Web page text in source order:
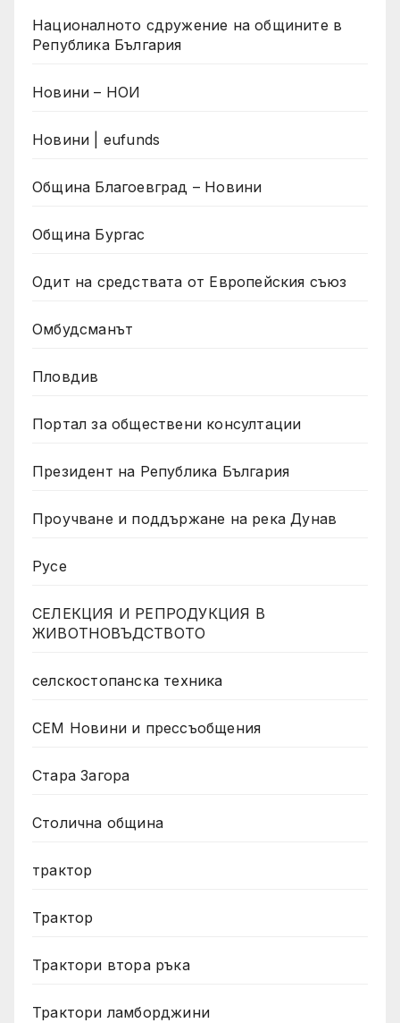
Националното сдружение на общините в
Република България
Новини – НОИ
Новини | eufunds
Община Благоевград – Новини
Община Бургас
Одит на средствата от Европейския съюз
Омбудсманът
Пловдив
Портал за обществени консултации
Президент на Република България
Проучване и поддържане на река Дунав
Русе
СЕЛЕКЦИЯ И РЕПРОДУКЦИЯ В
ЖИВОТНОВЪДСТВОТО
селскостопанска техника
СЕМ Новини и прессъобщения
Стара Загора
Столична община
трактор
Трактор
Трактори втора ръка
Трактори ламборджини